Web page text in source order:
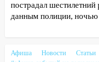
13:35 Непогода
транспорту: в
дороги в
пострадал
данным полиции, ночью
Афиша Новости
Статьи